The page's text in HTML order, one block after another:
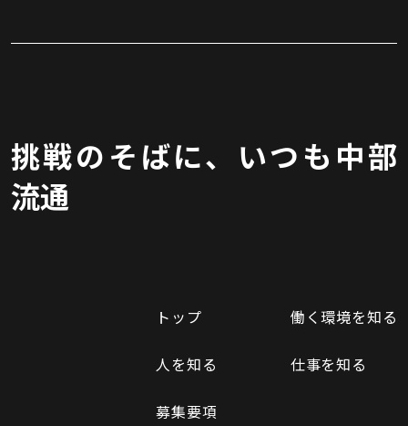
挑戦のそばに、いつも中部
流通
トップ 働く環境を知る
人を知る 仕事を知る
募集要項